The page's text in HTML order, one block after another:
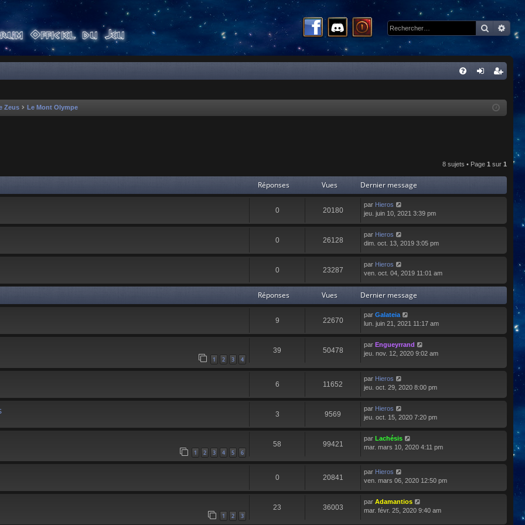
cri
Zeus Le Mont Olympe
8 sujets • Page 1 sur 1
Réponses Vues Dernier message
0 20180
par Hieros
jeu. juin 10, 2021 3:39 pm
0 26128
par Hieros
dim. oct. 13, 2019 3:05 pm
0 23287
par Hieros
ven. oct. 04, 2019 11:01 am
Réponses Vues Dernier message
9 22670
par Galateia
lun. juin 21, 2021 11:17 am
1 2 3 4
39 50478
par Engueyrrand
jeu. nov. 12, 2020 9:02 am
6 11652
par Hieros
jeu. oct. 29, 2020 8:00 pm
3 9569
par Hieros
jeu. oct. 15, 2020 7:20 pm
1 2 3 4 5 6
58 99421
par Lachésis
mar. mars 10, 2020 4:11 pm
0 20841
par Hieros
ven. mars 06, 2020 12:50 pm
1 2 3
23 36003
par Adamantios
mar. févr. 25, 2020 9:40 am